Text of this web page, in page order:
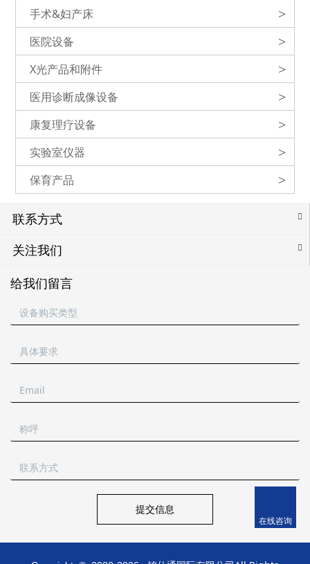
手术&妇产床
>
医院设备
>
X光产品和附件
>
医用诊断成像设备
>
康复理疗设备
>
实验室仪器
>
保育产品
>
联系方式
关注我们
给我们留言
提交信息
在线咨询